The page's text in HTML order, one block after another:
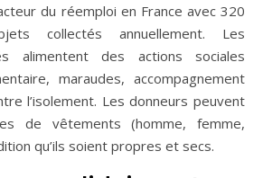
du réemploi en France avec 320
collectés annuellement. Les
alimentent des actions sociales
maraudes, accompagnement
l’isolement. Les donneurs peuvent
de vêtements (homme, femme,
qu’ils soient propres et secs.